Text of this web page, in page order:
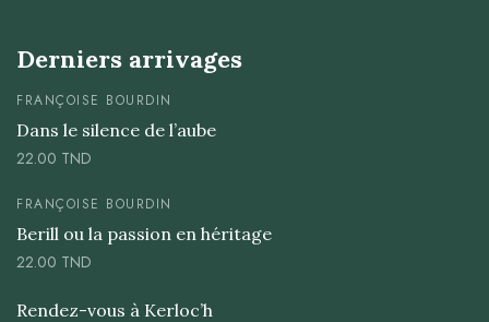
Derniers arrivages
FRANÇOISE BOURDIN
Dans le silence de l’aube
22.00 TND
FRANÇOISE BOURDIN
Berill ou la passion en héritage
22.00 TND
Rendez-vous à Kerloc’h